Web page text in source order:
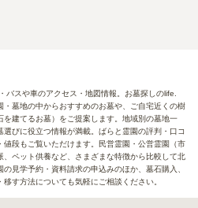
バスや車のアクセス・地図情報。お墓探しのlife.
・墓地の中からおすすめのお墓や、ご自宅近くの樹
建てるお墓）をご提案します。地域別の墓地一
びに役立つ情報が満載。ばらと霊園の評判・口コ
値段もご覧いただけます。民営霊園・公営霊園（市
ペット供養など、さまざまな特徴から比較して北
見学予約・資料請求の申込みのほか、墓石購入、
す方法についても気軽にご相談ください。